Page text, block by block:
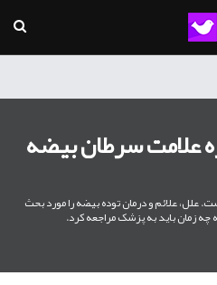
علامت سرطان بیضه
علل، علائم و درمان توده بیضه را مورد بحث
زمان باید به پزشک مراجعه کرد.